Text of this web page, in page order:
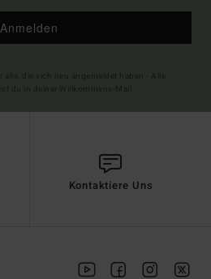
Anmelden
Kontaktiere Uns